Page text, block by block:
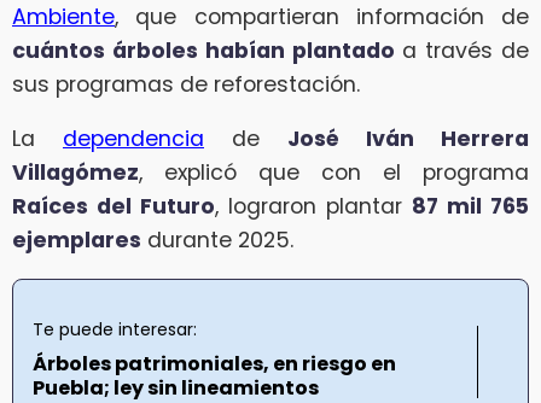
Ambiente, que compartieran información de
cuántos árboles habían plantado a través de
sus programas de reforestación.
La dependencia de José Iván Herrera
Villagómez, explicó que con el programa
Raíces del Futuro, lograron plantar 87 mil 765
ejemplares durante 2025.
Te puede interesar:
Árboles patrimoniales, en riesgo en
Puebla; ley sin lineamientos